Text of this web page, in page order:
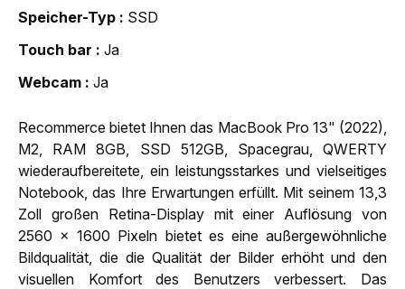
Speicher-Typ
SSD
Touch bar
Ja
Webcam
Ja
Recommerce bietet Ihnen das MacBook Pro 13" (2022),
M2, RAM 8GB, SSD 512GB, Spacegrau, QWERTY
wiederaufbereitete, ein leistungsstarkes und vielseitiges
Notebook, das Ihre Erwartungen erfüllt. Mit seinem 13,3
Zoll großen Retina-Display mit einer Auflösung von
2560 x 1600 Pixeln bietet es eine außergewöhnliche
Bildqualität, die die Qualität der Bilder erhöht und den
visuellen Komfort des Benutzers verbessert. Das